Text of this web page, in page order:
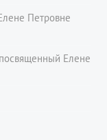
Петровне
Елене